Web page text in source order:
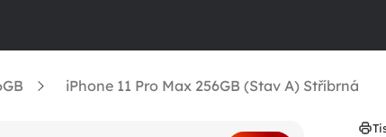
iPhone 11 Pro Max 256GB (Stav A) Stříbrná